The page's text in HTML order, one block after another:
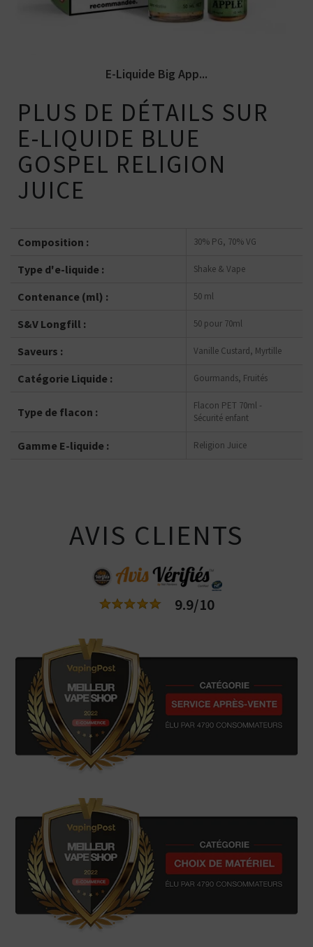
E-Liquide Big App...
PLUS DE DÉTAILS SUR
E-LIQUIDE BLUE
GOSPEL RELIGION
JUICE
Composition : 30% PG, 70% VG
Type d'e-liquide : Shake & Vape
Contenance (ml) : 50 ml
S&V Longfill : 50 pour 70ml
Saveurs : Vanille Custard, Myrtille
Catégorie Liquide : Gourmands, Fruités
Type de flacon :
Flacon PET 70ml -
Sécurité enfant
Gamme E-liquide : Religion Juice
AVIS CLIENTS
9.9/10